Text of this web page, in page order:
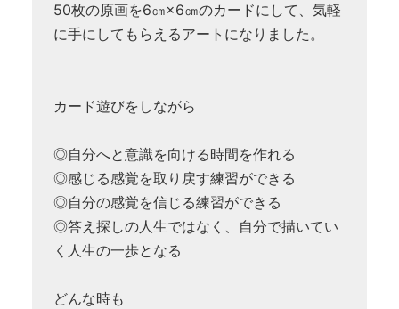
50枚の原画を6㎝×6㎝のカードにして、気軽
に手にしてもらえるアートになりました。
カード遊びをしながら
◎自分へと意識を向ける時間を作れる
◎感じる感覚を取り戻す練習ができる
◎自分の感覚を信じる練習ができる
◎答え探しの人生ではなく、自分で描いてい
く人生の一歩となる
どんな時も